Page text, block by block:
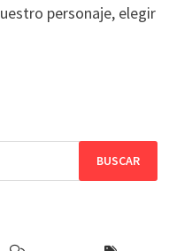
personaje, elegir